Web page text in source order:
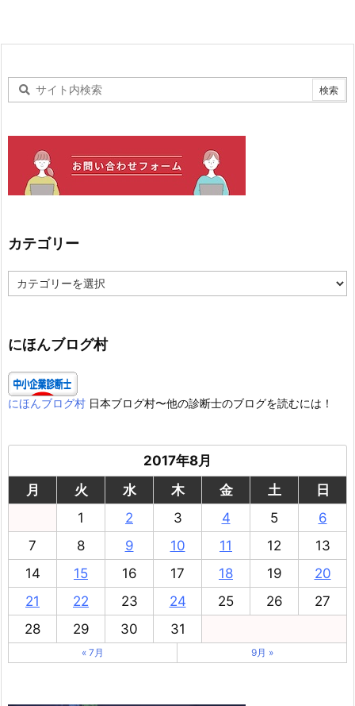
カテゴリー
テ
ー
にほんブログ村
にほんブログ村 日本ブログ村〜他の診断士のブログを読むには！
2017年8月
月
火 水 木 金 土
日
1
2 3 4 5
6
7
8 9 10 11 12
13
14
15 16 17 18 19
20
21
22 23 24 25 26
27
28
29 30 31
« 7月 9月 »